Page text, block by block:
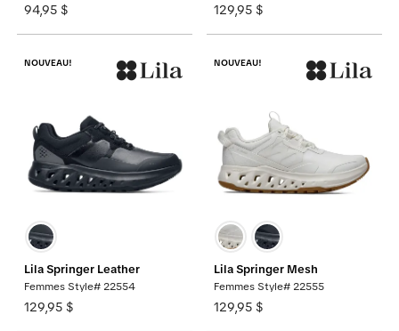
94,95 $ 129,95 $
NOUVEAU!
Lila Springer Leather
Femmes Style# 22554
129,95 $
NOUVEAU!
Lila Springer Mesh
Femmes Style# 22555
129,95 $